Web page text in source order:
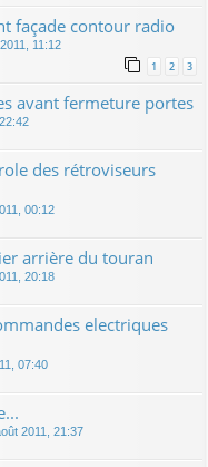
façade contour radio
11:12
1 2 3
avant fermeture portes
des rétroviseurs
00:12
arrière du touran
20:18
electriques
07:40
2011, 21:37